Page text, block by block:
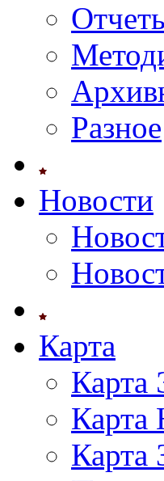
Разное
Новости
Карта
Карта
Карта
Карта